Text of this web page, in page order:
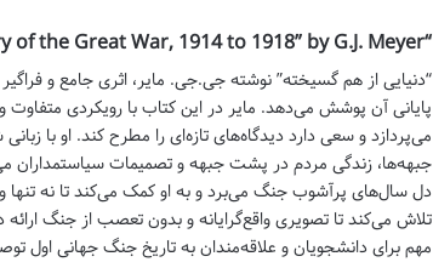
“A World Undone: The Story of the Great War, 1914 to 1918” by G.J. Meyer
“دنیایی از هم گسیخته” نوشته جی.جی. مایر، اثری جامع و
پایانی آن پوشش می‌دهد. مایر در این کتاب با رویکردی
می‌پردازد و سعی دارد دیدگاه‌های تازه‌ای را مطرح کند. او با
جبهه‌ها، زندگی مردم در پشت جبهه و تصمیمات سیاستمداران
دل سال‌های پرآشوب جنگ می‌برد و به او کمک می‌کند تا نه تنها
تلاش می‌کند تا تصویری واقع‌گرایانه و بدون تعصب از جنگ
مهم برای دانشجویان و علاقه‌مندان به تاریخ جنگ جهانی اول